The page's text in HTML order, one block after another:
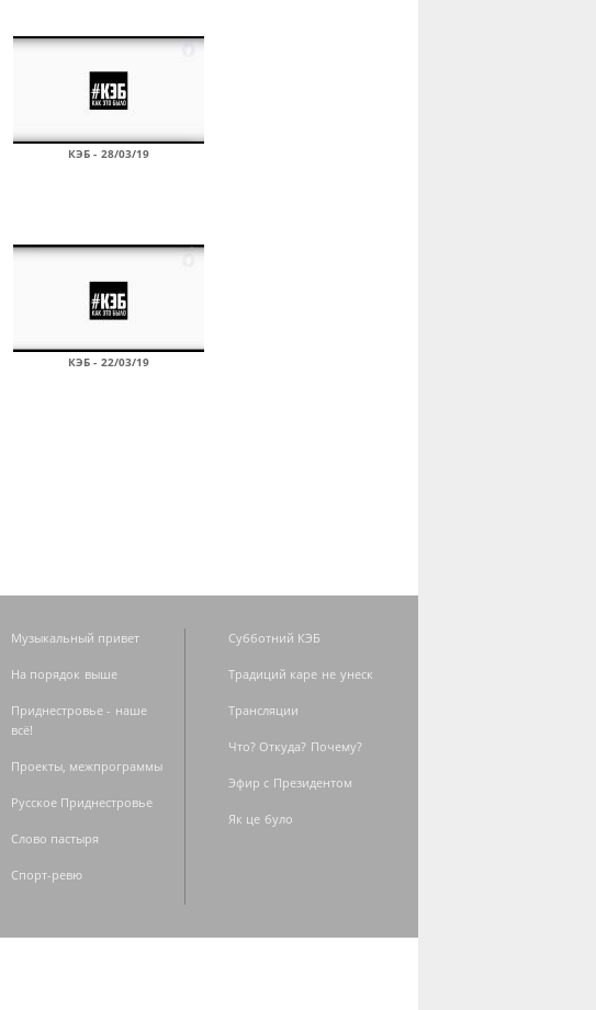
КЭБ - 28/03/19
КЭБ - 22/03/19
Музыкальный привет
На порядок выше
Приднестровье - наше
всё!
Проекты, межпрограммы
Русское Приднестровье
Слово пастыря
Спорт-ревю
Субботний КЭБ
Традиций каре не унеск
Трансляции
Что? Откуда? Почему?
Эфир с Президентом
Як це було